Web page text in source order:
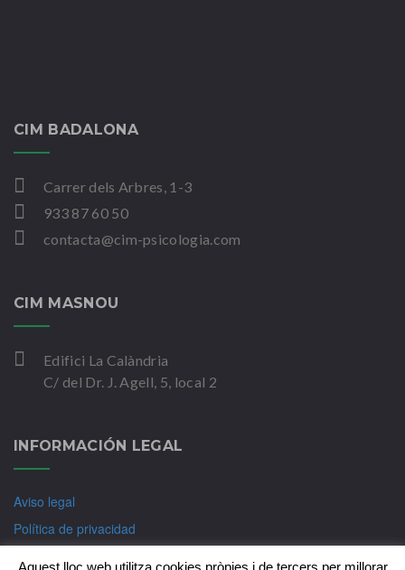
CIM BADALONA
Carrer dels Arbres, 1-3
933 87 60 50
contacta@cim-psicologia.com
CIM MASNOU
Edifici La Calàndria
C/ del Dr. J. Agell, 5, local 2
INFORMACIÓN LEGAL
Aviso legal
Política de privacidad